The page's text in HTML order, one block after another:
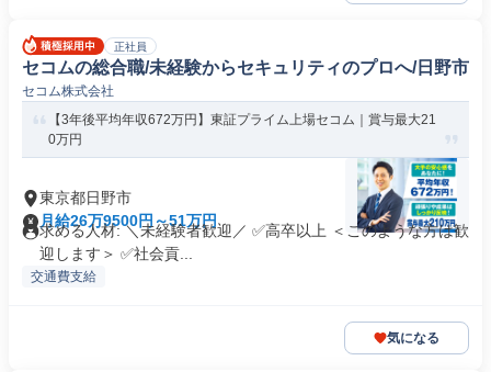
正社員
セコムの総合職/未経験からセキュリティのプロへ/日野市
セコム株式会社
【3年後平均年収672万円】東証プライム上場セコム｜賞与最大21
0万円
東京都日野市
月給26万9500円～51万円
求める人材: ＼未経験者歓迎／ ✅高卒以上 ＜このような方は歓
迎します＞ ✅社会貢...
交通費支給
気になる